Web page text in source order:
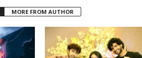
MORE FROM AUTHOR